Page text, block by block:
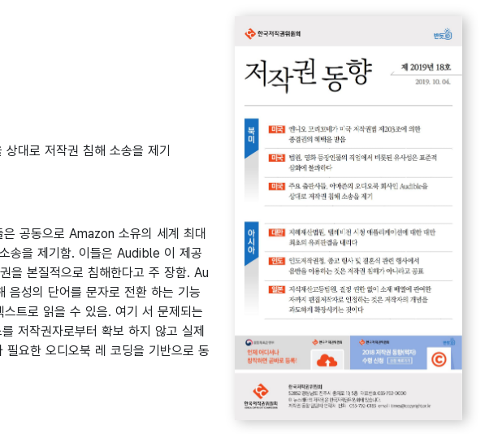
대로 저작권 침해 소송을 제기
공동으로 Amazon 소유의 세계 최대
송을 제기함. 이들은 Audible 이 제공
본질적으로 침해한다고 주 장함. Au
성의 단어를 문자로 전환 하는 기능
트로 읽을 수 있음. 여기 서 문제되는
저작권자로부터 확보 하지 않고 실제
요한 오디오북 레 코딩을 기반으로 동